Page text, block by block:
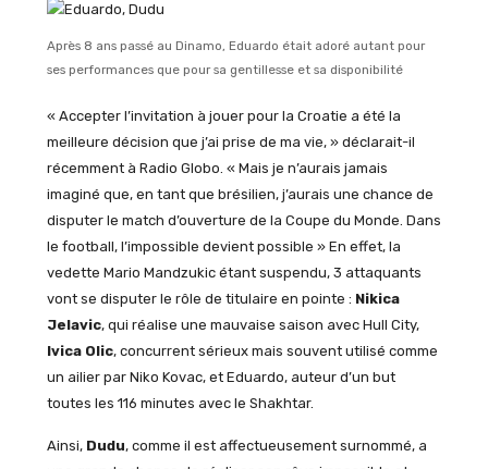
Après 8 ans passé au Dinamo, Eduardo était adoré autant pour
ses performances que pour sa gentillesse et sa disponibilité
« Accepter l’invitation à jouer pour la Croatie a été la
meilleure décision que j’ai prise de ma vie, » déclarait-il
récemment à Radio Globo. « Mais je n’aurais jamais
imaginé que, en tant que brésilien, j’aurais une chance de
disputer le match d’ouverture de la Coupe du Monde. Dans
le football, l’impossible devient possible » En effet, la
vedette Mario Mandzukic étant suspendu, 3 attaquants
vont se disputer le rôle de titulaire en pointe : Nikica
Jelavic, qui réalise une mauvaise saison avec Hull City,
Ivica Olic, concurrent sérieux mais souvent utilisé comme
un ailier par Niko Kovac, et Eduardo, auteur d’un but
toutes les 116 minutes avec le Shakhtar.
Ainsi, Dudu, comme il est affectueusement surnommé, a